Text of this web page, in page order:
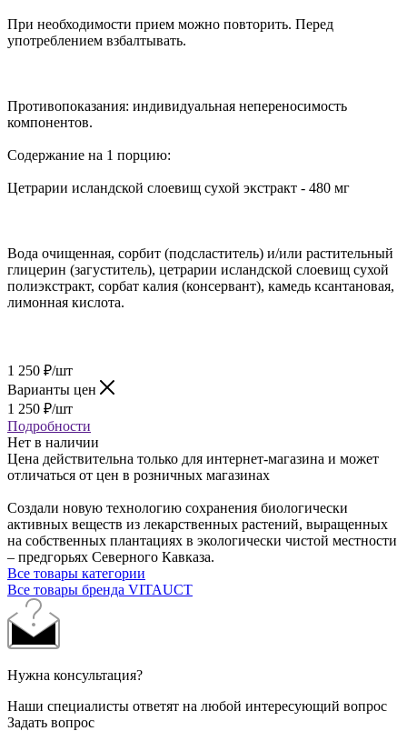
При необходимости прием можно повторить. Перед
употреблением взбалтывать.
Противопоказания: индивидуальная непереносимость
компонентов.
Содержание на 1 порцию:
Цетрарии исландской слоевищ сухой экстракт - 480 мг
Вода очищенная, сорбит (подсластитель) и/или растительный
глицерин (загуститель), цетрарии исландской слоевищ сухой
полиэкстракт, сорбат калия (консервант), камедь ксантановая,
лимонная кислота.
1 250 ₽/шт
Варианты цен
1 250 ₽/шт
Подробности
Нет в наличии
Цена действительна только для интернет-магазина и может
отличаться от цен в розничных магазинах
Создали новую технологию сохранения биологически
активных веществ из лекарственных растений, выращенных
на собственных плантациях в экологически чистой местности
– предгорьях Северного Кавказа.
Все товары категории
Все товары бренда VITAUCT
Нужна консультация?
Наши специалисты ответят на любой интересующий вопрос
Задать вопрос